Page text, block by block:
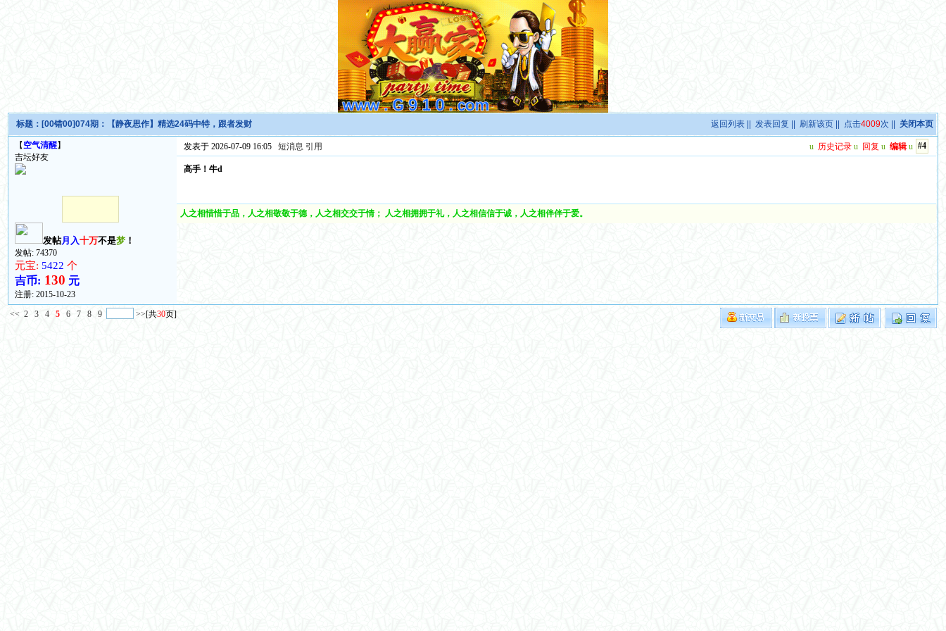
返回列表 ||发表回复 ||刷新该页 || 点击4009次 || 关闭本页
标题： [00错00]074期：【静夜思作】精选24码中特，跟者发财
【 空气清醒】
吉坛好友
发帖月入十万不是梦 ！
发帖: 74370
元宝: 5422个
吉币: 130 元
注册:2015-10-23
#4
u 历史记录 u 回复 u 编辑 u
发表于 2026-07-09 16:05短消息 引用
高手！牛d
人之相惜惜于品，人之相敬敬于德，人之相交交于情； 人之相拥拥于礼，人之相信信于诚，人之相伴伴于爱。
<< 2 3 4 5 6 7 8 9 >>[共30页]